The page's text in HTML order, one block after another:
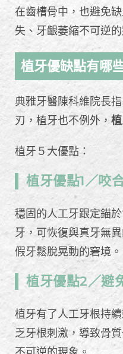
在齒槽骨中，也避免
失、牙齦萎縮不可逆
植牙優缺點有哪
典雅牙醫陳科維院長
刃，植牙也不例外，
植牙５大優點：
植牙優點1／咬
穩固的人工牙跟定錨
牙，可恢復與真牙無
假牙鬆脫晃動的窘境。
植牙優點2／避
植牙有了人工牙根持
乏牙根刺激，導致骨